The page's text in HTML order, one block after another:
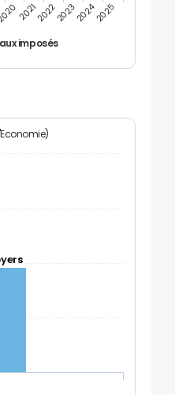
imposés
20212022202320242025